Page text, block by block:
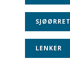
SJØØRRET
LENKER